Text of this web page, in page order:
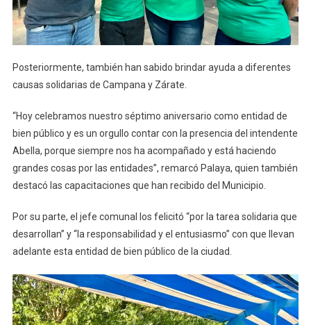
Posteriormente, también han sabido brindar ayuda a diferentes
causas solidarias de Campana y Zárate.
“Hoy celebramos nuestro séptimo aniversario como entidad de
bien público y es un orgullo contar con la presencia del intendente
Abella, porque siempre nos ha acompañado y está haciendo
grandes cosas por las entidades”, remarcó Palaya, quien también
destacó las capacitaciones que han recibido del Municipio.
Por su parte, el jefe comunal los felicitó “por la tarea solidaria que
desarrollan” y “la responsabilidad y el entusiasmo” con que llevan
adelante esta entidad de bien público de la ciudad.